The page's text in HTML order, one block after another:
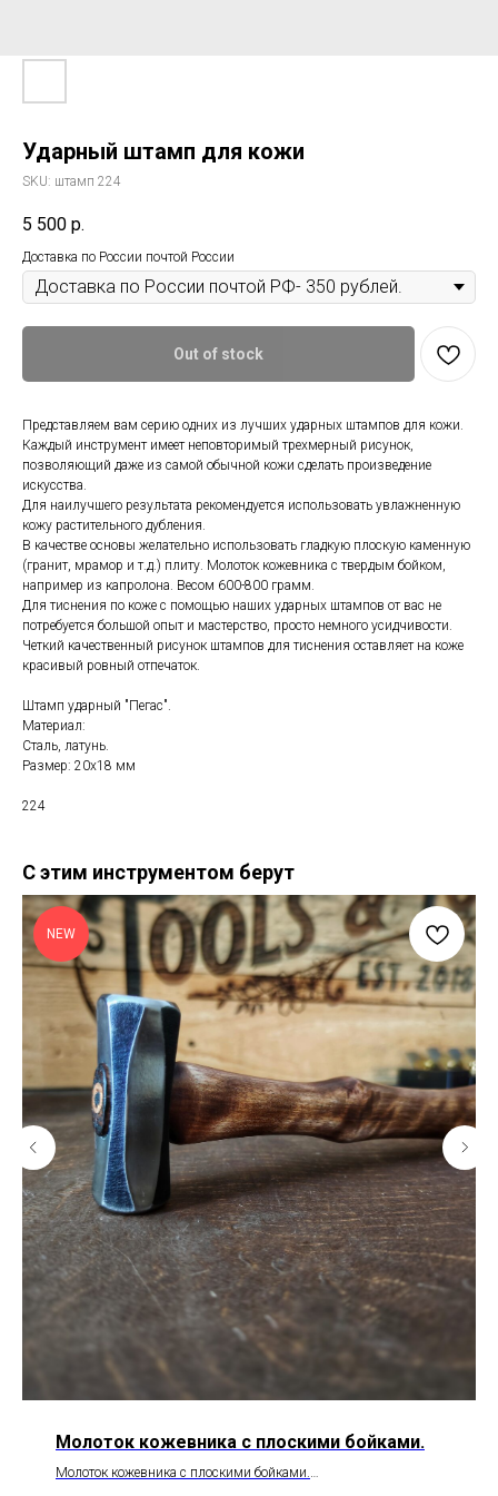
Ударный штамп для кожи
SKU: штамп 224
5 500 р.
Доставка по России почтой России
Out of stock
Представляем вам серию одних из лучших ударных штампов для кожи.
Каждый инструмент имеет неповторимый трехмерный рисунок,
позволяющий даже из самой обычной кожи сделать произведение
искусства.
Для наилучшего результата рекомендуется использовать увлажненную
кожу растительного дубления.
В качестве основы желательно использовать гладкую плоскую каменную
(гранит, мрамор и т.д.) плиту. Молоток кожевника с твердым бойком,
например из капролона. Весом 600-800 грамм.
Для тиснения по коже с помощью наших ударных штампов от вас не
потребуется большой опыт и мастерство, просто немного усидчивости.
Четкий качественный рисунок штампов для тиснения оставляет на коже
красивый ровный отпечаток.
Штамп ударный "Пегас".
Материал:
Сталь, латунь.
Размер: 20х18 мм
224
С этим инструментом берут
NEW
Молоток кожевника с плоскими бойками.
Молоток кожевника с плоскими бойками.